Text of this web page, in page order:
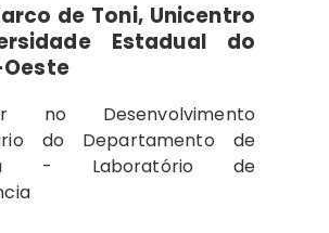
de Toni, Unicentro
Estadual do
no Desenvolvimento
do Departamento de
- Laboratório de